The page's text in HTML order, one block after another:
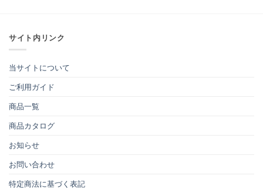
サイト内リンク
当サイトについて
ご利用ガイド
商品一覧
商品カタログ
お知らせ
お問い合わせ
特定商法に基づく表記